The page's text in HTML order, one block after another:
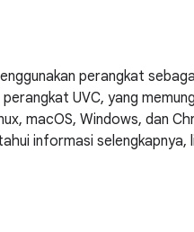
perangkat
UVC, yang
macOS, Windows, dan
informasi selengkapnya,